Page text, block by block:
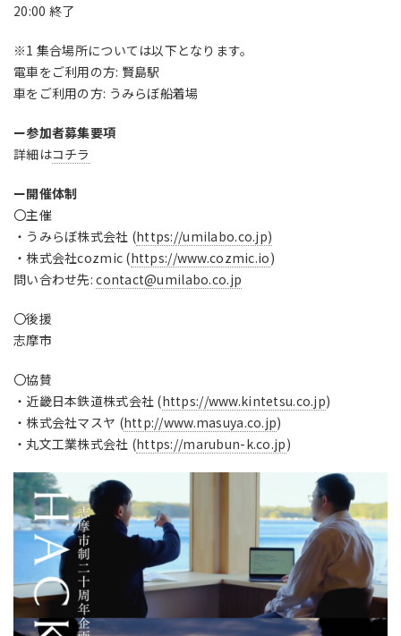
20:00 終了
※1 集合場所については以下となります。
電車をご利用の方: 賢島駅
車をご利用の方: うみらぼ船着場
ー参加者募集要項
詳細はコチラ
ー開催体制
〇主催
・うみらぼ株式会社 (https://umilabo.co.jp)
・株式会社cozmic (https://www.cozmic.io)
問い合わせ先:contact@umilabo.co.jp
〇後援
志摩市
〇協賛
・近畿日本鉄道株式会社 (https://www.kintetsu.co.jp)
・株式会社マスヤ (http://www.masuya.co.jp)
・丸文工業株式会社 (https://marubun-k.co.jp)